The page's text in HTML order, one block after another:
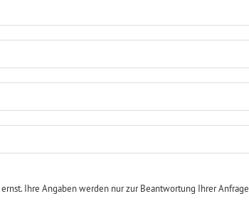
ernst. Ihre Angaben werden nur zur Beantwortung Ihrer Anfrage